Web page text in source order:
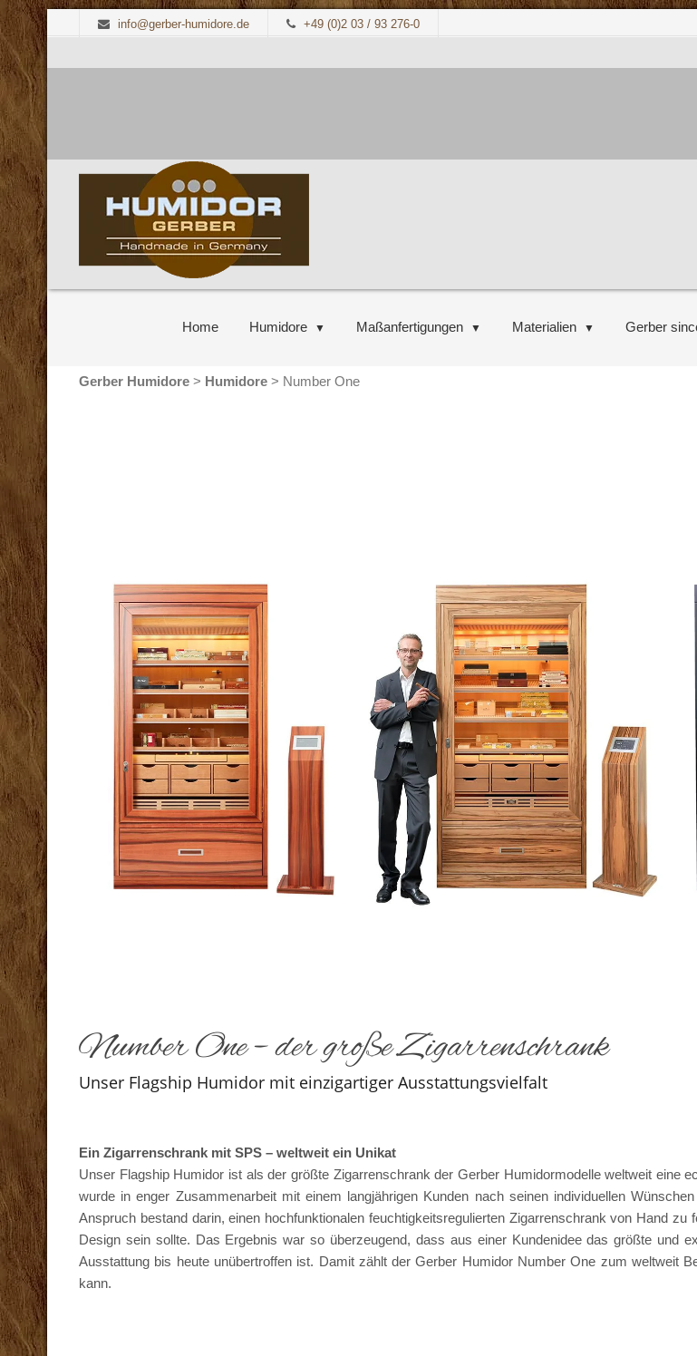
info@gerber-humidore.de +49 (0)2 03 / 93 276-0
Home Humidore Maßanfertigungen Materialien Gerber
Gerber Humidore > Humidore > Number One
Number One – der große Zigarrenschrank
Unser Flagship Humidor mit einzigartiger Ausstattungsvielfalt
Ein Zigarrenschrank mit SPS – weltweit ein Unikat
Unser Flagship Humidor ist als der größte Zigarrenschrank der Gerber Humidormodelle weltweit
wurde in enger Zusammenarbeit mit einem langjährigen Kunden nach seinen individuellen
Anspruch bestand darin, einen hochfunktionalen feuchtigkeitsregulierten Zigarrenschrank von Hand
Design sein sollte. Das Ergebnis war so überzeugend, dass aus einer Kundenidee das größte und
Ausstattung bis heute unübertroffen ist. Damit zählt der Gerber Humidor Number One zum weltweit
kann.